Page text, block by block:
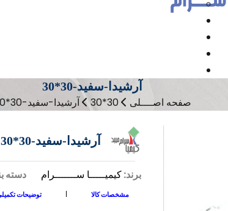
آرشیدا-سفید-30*30
صفحه اصــــلی 30*30 آرشیدا-سفید-30*30
آرشیدا-سفید-30*30
برند:کیمیـــــا ســـــــرام دسته
مشخصات کالا توضیحات